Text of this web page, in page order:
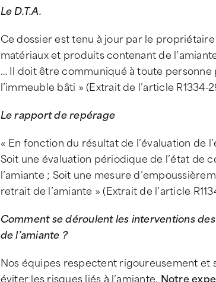
Le D.T.A.
Ce dossier est tenu à jour par le
matériaux et produits contenant de
… Il doit être communiqué à toute
l’immeuble bâti » (Extrait de l’article R1334-
Le rapport de repérage
« En fonction du résultat de l’évaluation de
Soit une évaluation périodique de l’état de
l’amiante ; Soit une mesure
retrait de l’amiante » (Extrait de l’article
Comment se déroulent les interventions
de l’amiante ?
Nos équipes respectent rigoureusement
éviter les risques liés à l’amiante. Notre